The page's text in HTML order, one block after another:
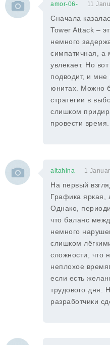
amor-06- 11
Сначала
Tower Attack –
немного
симпатичная, а
увлекает. Но
подводит, и мне
юнитах. Можно
стратегии в
слишком
провести время.
altahina 1
На первый
Графика яркая,
Однако,
что баланс
немного
слишком
сложности, что
неплохое
если есть
трудового дня.
разработчики